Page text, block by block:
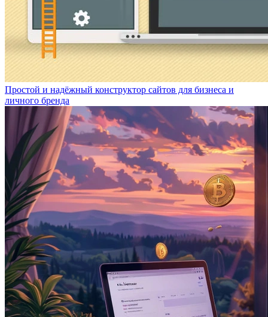
Простой и надёжный конструктор сайтов для бизнеса и
личного бренда